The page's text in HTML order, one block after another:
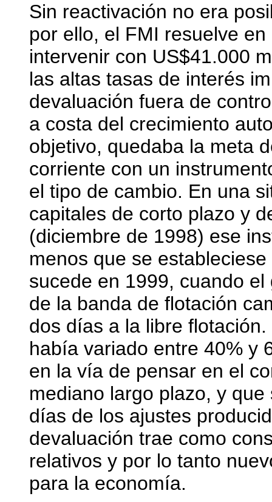
Sin reactivación no era
por ello, el FMI resuelve
intervenir con US$41.000
las altas tasas de interés
devaluación fuera de
a costa del crecimiento
objetivo, quedaba la meta
corriente con un
el tipo de cambio. En una
capitales de corto plazo y
(diciembre de 1998) ese
menos que se
sucede en 1999, cuando
de la banda de flotación
dos días a la libre
había variado entre 40% y
en la vía de pensar en el
mediano largo plazo, y
días de los ajustes
devaluación trae como
relativos y por lo tanto
para la economía.